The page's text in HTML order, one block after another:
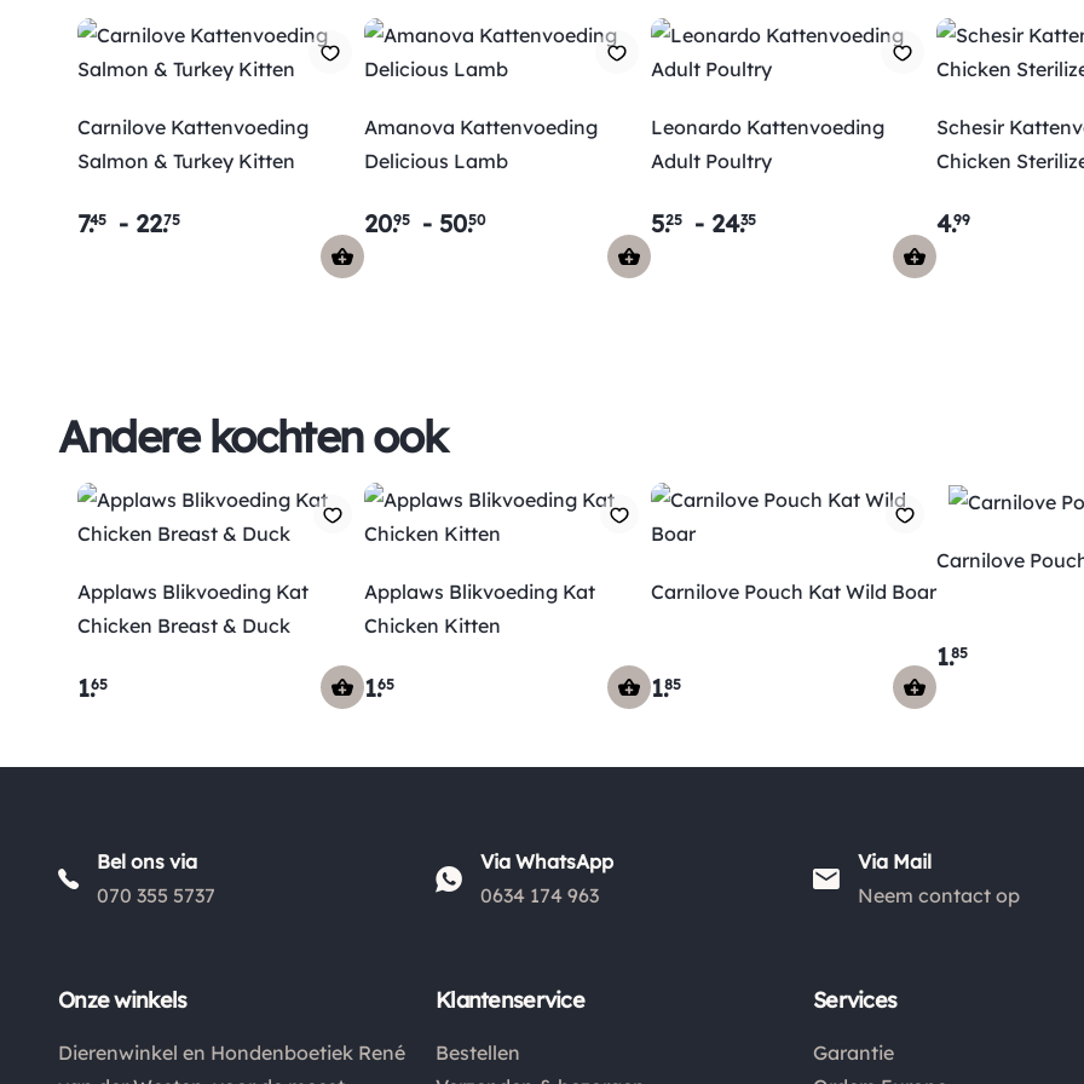
Carnilove Kattenvoeding
Salmon & Turkey Kitten
7.45 - 22.75
Amanova Kattenvoeding
Delicious Lamb
20.95 - 50.50
Leonardo Kattenvoeding
Adult Poultry
5.25 - 24.35
Schesir
Chicken
4.99
Andere kochten ook
Applaws Blikvoeding Kat
Chicken Breast & Duck
1.65
Applaws Blikvoeding Kat
Chicken Kitten
1.65
Carnilove Pouch Kat Wild Boar
1.85
Carnilove
1.85
Bel ons via
070 355 5737
Via WhatsApp
0634 174 963
Via Mail
Neem contact op
Onze winkels
Dierenwinkel en Hondenboetiek René
Klantenservice
Bestellen
Services
Garantie